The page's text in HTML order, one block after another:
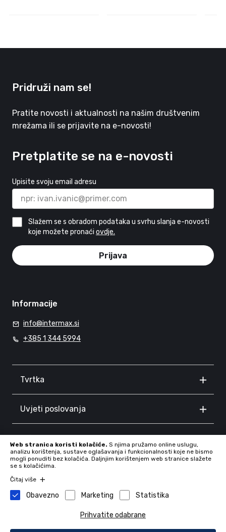
Pridruži nam se!
Pratite novosti i aktualnosti na našim društvenim
mrežama ili se prijavite na e-novosti!
Pretplatite se na e-novosti
Upisite svoju email adresu
Slažem se s obradom podataka u svrhu slanja e-novosti
koje možete pronaći ovdje.
Prijava
Informacije
info@intermax.si
+385 1 344 5994
Tvrtka
Uvjeti poslovanja
Web stranica koristi kolačiće. S njima pružamo online uslugu,
analizu korištenja, sustave oglašavanja i funkcionalnosti koje ne bismo
mogli ponuditi bez kolačića. Daljnjim korištenjem web stranice slažete
se s kolačićima.
Čitaj više
Obavezno Marketing Statistika
Prihvatite odabrane